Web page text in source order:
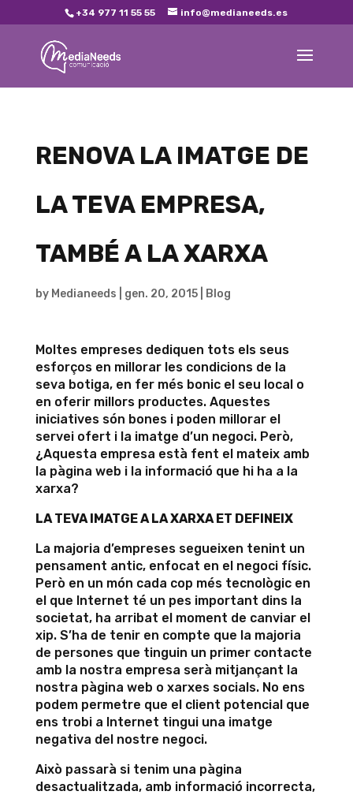
+34 977 11 55 55 info@medianeeds.es
RENOVA LA IMATGE DE
LA TEVA EMPRESA,
TAMBÉ A LA XARXA
by Medianeeds gen. 20, 2015| Blog
Moltes empreses dediquen tots els seus
esforços en millorar les condicions de la
seva botiga, en fer més bonic el seu local o
en oferir millors productes. Aquestes
iniciatives són bones i poden millorar el
servei ofert i la imatge d’un negoci. Però,
¿Aquesta empresa està fent el mateix amb
la pàgina web i la informació que hi ha a la
xarxa?
LA TEVA IMATGE A LA XARXA ET DEFINEIX
La majoria d’empreses segueixen tenint un
pensament antic, enfocat en el negoci físic.
Però en un món cada cop més tecnològic en
el que Internet té un pes important dins la
societat, ha arribat el moment de canviar el
xip. S’ha de tenir en compte que la majoria
de persones que tinguin un primer contacte
amb la nostra empresa serà mitjançant la
nostra pàgina web o xarxes socials. No ens
podem permetre que el client potencial que
ens trobi a Internet tingui una imatge
negativa del nostre negoci.
Això passarà si tenim una pàgina
desactualitzada, amb informació incorrecta,